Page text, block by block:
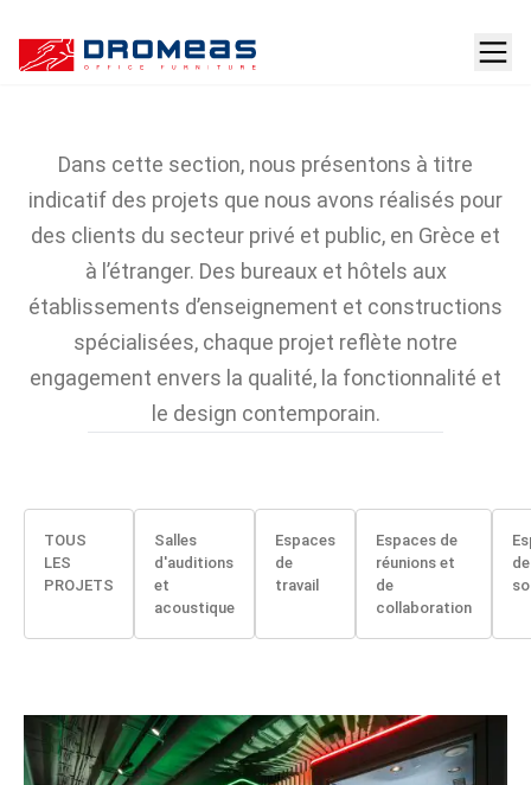
Projets avec équipement
Dans cette section, nous présentons à titre
indicatif des projets que nous avons réalisés pour
des clients du secteur privé et public, en Grèce et
à l’étranger. Des bureaux et hôtels aux
établissements d’enseignement et constructions
spécialisées, chaque projet reflète notre
engagement envers la qualité, la fonctionnalité et
le design contemporain.
TOUS
LES
PROJETS
Salles
d'auditions
et
acoustique
Espaces
de
travail
Espaces de
réunions et
de
collaboration
de